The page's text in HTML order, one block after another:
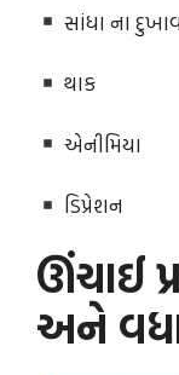
સાંધા ના
થાક
એનીમિયા
ડિપ્રેશન
ઊંચાઈ
અને